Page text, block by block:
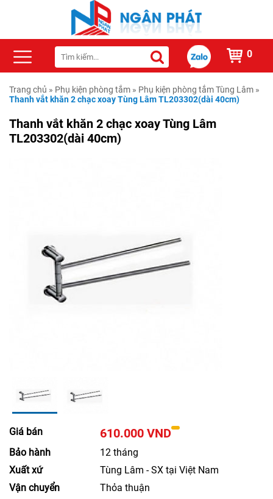
0
Trang chủ » Phụ kiện phòng tắm » Phụ kiện phòng tắm Tùng Lâm »
Thanh vắt khăn 2 chạc xoay Tùng Lâm TL203302(dài 40cm)
Thanh vắt khăn 2 chạc xoay Tùng Lâm
TL203302(dài 40cm)
Giá bán 610.000 VND
Bảo hành
12 tháng
Xuất xứ
Tùng Lâm - SX tại Việt Nam
Vận chuyển
Thỏa thuận